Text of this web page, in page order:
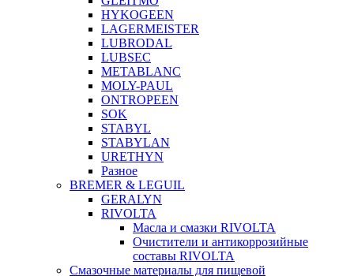
HYKOGEEN
LAGERMEISTER
LUBRODAL
LUBSEC
METABLANC
MOLY-PAUL
ONTROPEEN
SOK
STABYL
STABYLAN
URETHYN
Разное
BREMER & LEGUIL
GERALYN
RIVOLTA
Масла и смазки RIVOLTA
Очистители и антикоррозийные
составы RIVOLTA
Смазочные материалы для пищевой